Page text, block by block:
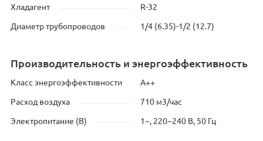
Хладагент R-32
Диаметр трубопроводов 1/4 (6.35)-1/2 (12.7)
Производительность и энергоэффективность
Класс энергоэффективности A++
Расход воздуха 710 м3/час
Электропитание (В) 1~, 220~240 В, 50 Гц